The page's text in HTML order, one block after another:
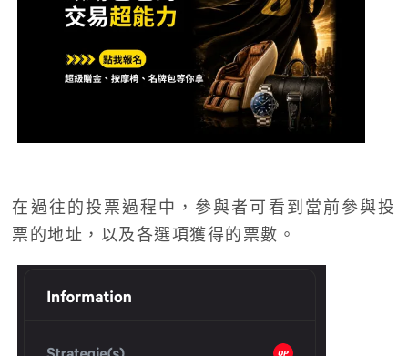
在過往的投票過程中，參與者可看到當前參與投
票的地址，以及各選項獲得的票數。